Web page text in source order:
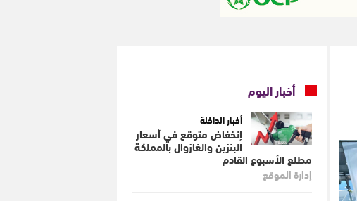
أخبار اليوم
أخبار الداخلة
إنخفاض متوقع في أسعار
البنزين والغازوال بالمملكة
مطلع الأسبوع القادم
إدارة الموقع